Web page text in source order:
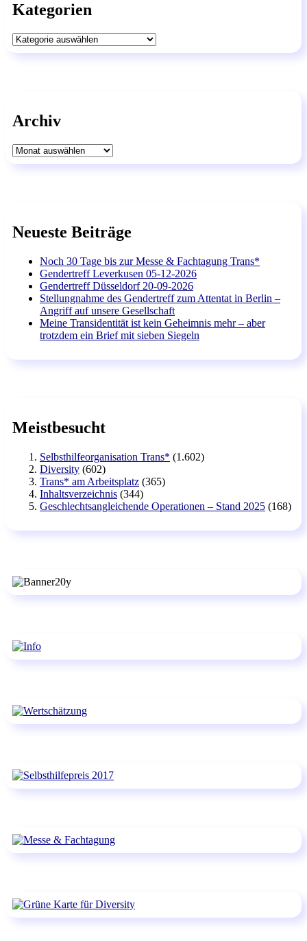
Kategorien
Kategorien
Archiv
Archiv
Neueste Beiträge
Noch 30 Tage bis zur Messe & Fachtagung Trans*
Gendertreff Leverkusen 05-12-2026
Gendertreff Düsseldorf 20-09-2026
Stellungnahme des Gendertreff zum Attentat in Berlin –
Angriff auf unsere Gesellschaft
Meine Transidentität ist kein Geheimnis mehr – aber
trotzdem ein Brief mit sieben Siegeln
Meistbesucht
Selbsthilfeorganisation Trans* (1.602)
Diversity (602)
Trans* am Arbeitsplatz (365)
Inhaltsverzeichnis (344)
Geschlechtsangleichende Operationen – Stand 2025 (168)